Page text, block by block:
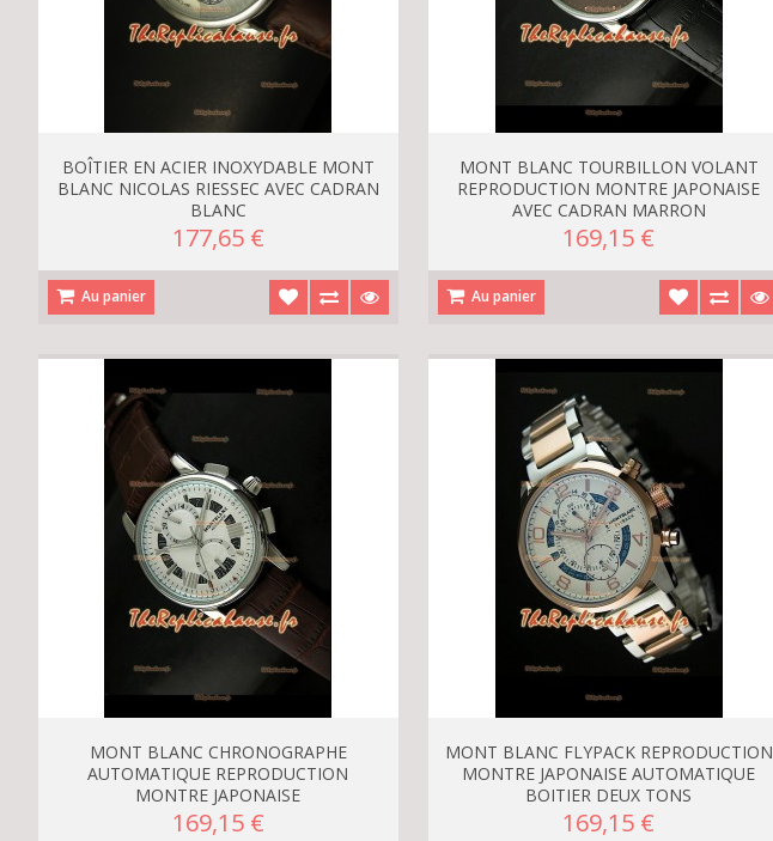
BOÎTIER EN ACIER INOXYDABLE MONT
BLANC NICOLAS RIESSEC AVEC CADRAN
BLANC
177,65 €
Au panier
MONT BLANC TOURBILLON VOLANT
REPRODUCTION MONTRE JAPONAISE
AVEC CADRAN MARRON
169,15 €
Au panier
MONT BLANC CHRONOGRAPHE
AUTOMATIQUE REPRODUCTION
MONTRE JAPONAISE
169,15 €
MONT BLANC FLYPACK REPRODUCTION
MONTRE JAPONAISE AUTOMATIQUE
BOITIER DEUX TONS
169,15 €